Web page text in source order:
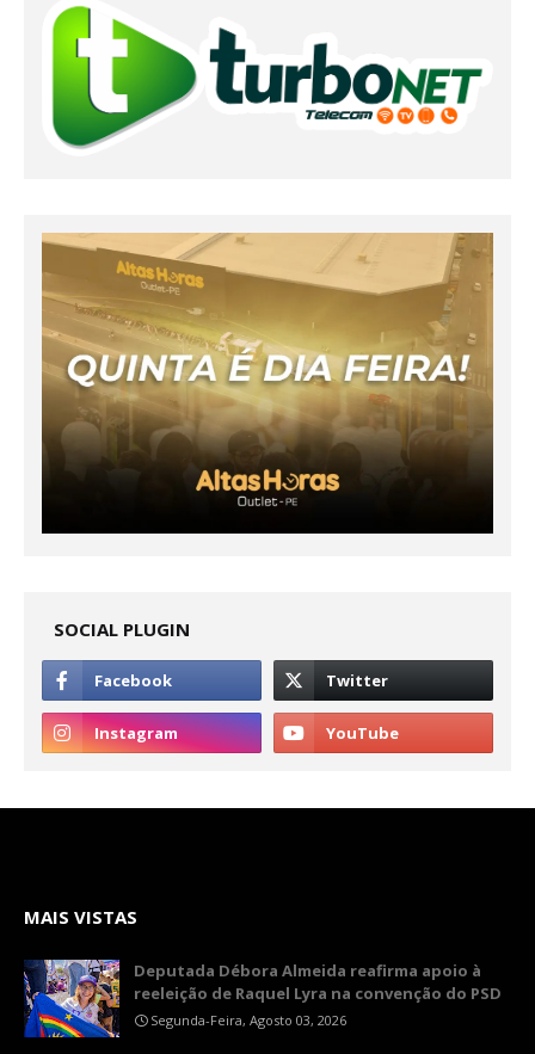
SOCIAL PLUGIN
MAIS VISTAS
Deputada Débora Almeida reafirma apoio à
reeleição de Raquel Lyra na convenção do PSD
Segunda-Feira, Agosto 03, 2026